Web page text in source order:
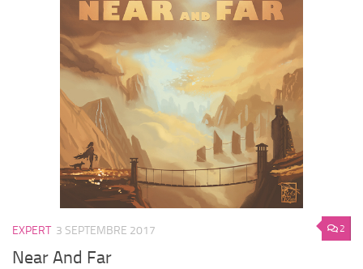
2
EXPERT 3 SEPTEMBRE 2017
Near And Far